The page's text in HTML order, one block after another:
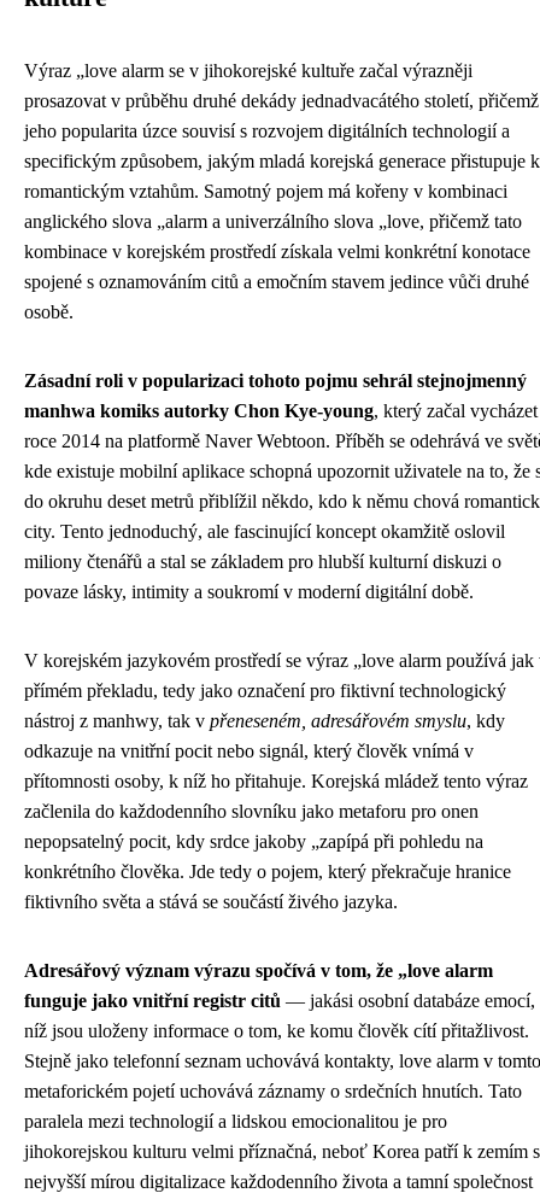
Výraz „love alarm se v jihokorejské kultuře začal výrazněji
prosazovat v průběhu druhé dekády jednadvacátého století, přičemž
jeho popularita úzce souvisí s rozvojem digitálních technologií a
specifickým způsobem, jakým mladá korejská generace přistupuje k
romantickým vztahům. Samotný pojem má kořeny v kombinaci
anglického slova „alarm a univerzálního slova „love, přičemž tato
kombinace v korejském prostředí získala velmi konkrétní konotace
spojené s oznamováním citů a emočním stavem jedince vůči druhé
osobě.
Zásadní roli v popularizaci tohoto pojmu sehrál stejnojmenný
manhwa komiks autorky Chon Kye-young, který začal
roce 2014 na platformě Naver Webtoon. Příběh se odehrává ve
kde existuje mobilní aplikace schopná upozornit uživatele na to, že
do okruhu deset metrů přiblížil někdo, kdo k němu chová
city. Tento jednoduchý, ale fascinující koncept okamžitě oslovil
miliony čtenářů a stal se základem pro hlubší kulturní diskuzi o
povaze lásky, intimity a soukromí v moderní digitální době.
V korejském jazykovém prostředí se výraz „love alarm používá jak
přímém překladu, tedy jako označení pro fiktivní technologický
nástroj z manhwy, tak v přeneseném, adresářovém smyslu, kdy
odkazuje na vnitřní pocit nebo signál, který člověk vnímá v
přítomnosti osoby, k níž ho přitahuje. Korejská mládež tento výraz
začlenila do každodenního slovníku jako metaforu pro onen
nepopsatelný pocit, kdy srdce jakoby „zapípá při pohledu na
konkrétního člověka. Jde tedy o pojem, který překračuje hranice
fiktivního světa a stává se součástí živého jazyka.
Adresářový význam výrazu spočívá v tom, že „love alarm
funguje jako vnitřní registr citů — jakási osobní databáze emocí,
níž jsou uloženy informace o tom, ke komu člověk cítí přitažlivost.
Stejně jako telefonní seznam uchovává kontakty, love alarm v tomto
metaforickém pojetí uchovává záznamy o srdečních hnutích. Tato
paralela mezi technologií a lidskou emocionalitou je pro
jihokorejskou kulturu velmi příznačná, neboť Korea patří k zemím s
nejvyšší mírou digitalizace každodenního života a tamní společnost